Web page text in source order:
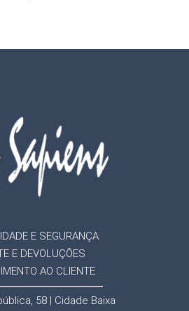
E SEGURANÇA
E DEVOLUÇÕES
AO CLIENTE
58 | Cidade Baixa